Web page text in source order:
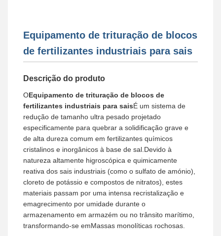
Equipamento de trituração de blocos
de fertilizantes industriais para sais
Descrição do produto
OEquipamento de trituração de blocos de
fertilizantes industriais para saisÉ um sistema de
redução de tamanho ultra pesado projetado
especificamente para quebrar a solidificação grave e
de alta dureza comum em fertilizantes químicos
cristalinos e inorgânicos à base de sal.Devido à
natureza altamente higroscópica e quimicamente
reativa dos sais industriais (como o sulfato de amónio),
cloreto de potássio e compostos de nitratos), estes
materiais passam por uma intensa recristalização e
emagrecimento por umidade durante o
armazenamento em armazém ou no trânsito marítimo,
transformando-se emMassas monolíticas rochosas.